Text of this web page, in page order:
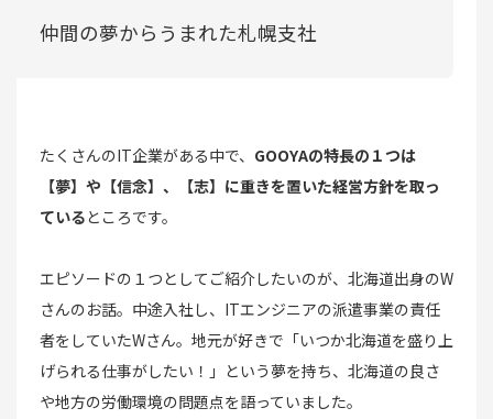
仲間の夢からうまれた札幌支社
たくさんのIT企業がある中で、 GOOYAの特長の１つは
【夢】や【信念】、【志】に重きを置いた経営方針を取っ
ているところです。
エピソードの１つとしてご紹介したいのが、北海道出身のW
さんのお話。中途入社し、ITエンジニアの派遣事業の責任
者をしていたWさん。地元が好きで「いつか北海道を盛り上
げられる仕事がしたい！」という夢を持ち、北海道の良さ
や地方の労働環境の問題点を語っていました。